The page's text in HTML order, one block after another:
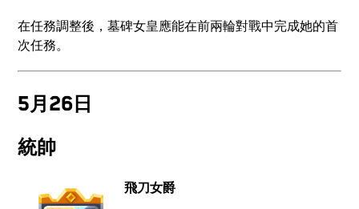
在任務調整後，墓碑女皇應能在前兩輪對戰中完成她的首
次任務。
5月26日
統帥
飛刀女爵